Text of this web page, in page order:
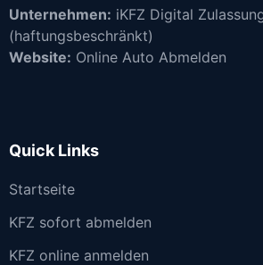
Unternehmen: iKFZ Digital
(haftungsbeschränkt)
Website: Online Auto Abmelden
Quick Links
Startseite
KFZ sofort abmelden
KFZ online anmelden